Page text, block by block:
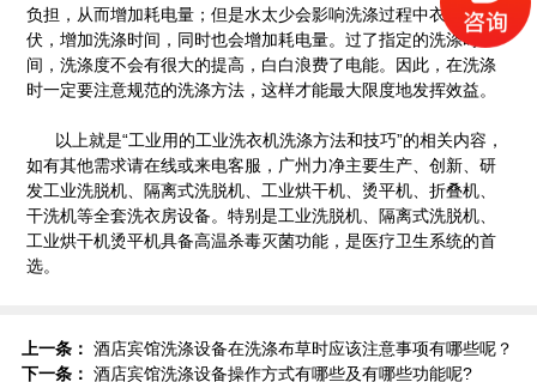
负担，从而增加耗电量；但是水太少会影响洗涤过程中衣物的起
伏，增加洗涤时间，同时也会增加耗电量。过了指定的洗涤时
间，洗涤度不会有很大的提高，白白浪费了电能。因此，在洗涤
时一定要注意规范的洗涤方法，这样才能最大限度地发挥效益。
以上就是“工业用的工业洗衣机洗涤方法和技巧”的相关内容，
如有其他需求请在线或来电客服，广州力净主要生产、创新、研
发工业洗脱机、隔离式洗脱机、工业烘干机、烫平机、折叠机、
干洗机等全套洗衣房设备。特别是工业洗脱机、隔离式洗脱机、
工业烘干机烫平机具备高温杀毒灭菌功能，是医疗卫生系统的首
选。
上一条： 酒店宾馆洗涤设备在洗涤布草时应该注意事项有哪些呢？
下一条： 酒店宾馆洗涤设备操作方式有哪些及有哪些功能呢?